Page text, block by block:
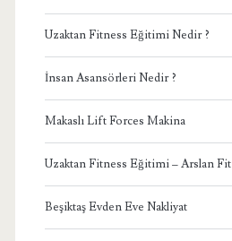
Uzaktan Fitness Eğitimi Nedir ?
İnsan Asansörleri Nedir ?
Makaslı Lift Forces Makina
Uzaktan Fitness Eğitimi – Arslan Fit
Beşiktaş Evden Eve Nakliyat